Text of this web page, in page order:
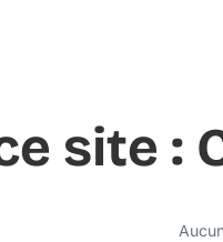
site :